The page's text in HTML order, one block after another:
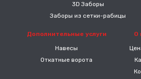
3D Заборы
Заборы из сетки-рабицы
Дополнительные услуги
Навесы
Откатные ворота
О